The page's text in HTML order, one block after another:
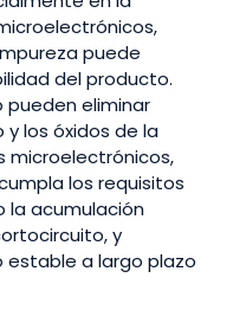
puede
del producto.
pueden eliminar
los óxidos de la
microelectrónicos,
los requisitos
la acumulación
y
a largo plazo